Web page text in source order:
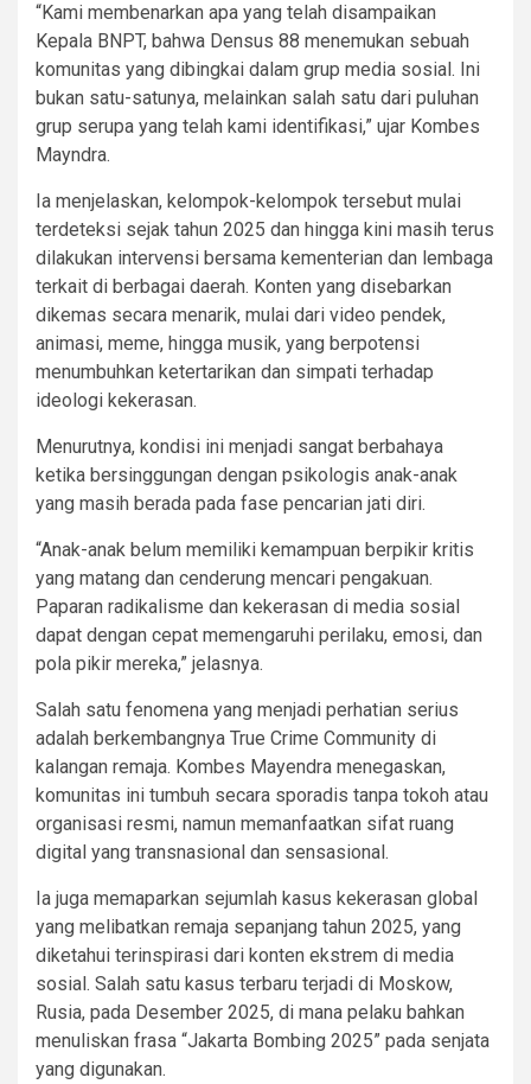
“Kami membenarkan apa yang telah disampaikan
Kepala BNPT, bahwa Densus 88 menemukan sebuah
komunitas yang dibingkai dalam grup media sosial. Ini
bukan satu-satunya, melainkan salah satu dari puluhan
grup serupa yang telah kami identifikasi,” ujar Kombes
Mayndra.
Ia menjelaskan, kelompok-kelompok tersebut mulai
terdeteksi sejak tahun 2025 dan hingga kini masih terus
dilakukan intervensi bersama kementerian dan lembaga
terkait di berbagai daerah. Konten yang disebarkan
dikemas secara menarik, mulai dari video pendek,
animasi, meme, hingga musik, yang berpotensi
menumbuhkan ketertarikan dan simpati terhadap
ideologi kekerasan.
Menurutnya, kondisi ini menjadi sangat berbahaya
ketika bersinggungan dengan psikologis anak-anak
yang masih berada pada fase pencarian jati diri.
“Anak-anak belum memiliki kemampuan berpikir kritis
yang matang dan cenderung mencari pengakuan.
Paparan radikalisme dan kekerasan di media sosial
dapat dengan cepat memengaruhi perilaku, emosi, dan
pola pikir mereka,” jelasnya.
Salah satu fenomena yang menjadi perhatian serius
adalah berkembangnya True Crime Community di
kalangan remaja. Kombes Mayendra menegaskan,
komunitas ini tumbuh secara sporadis tanpa tokoh atau
organisasi resmi, namun memanfaatkan sifat ruang
digital yang transnasional dan sensasional.
Ia juga memaparkan sejumlah kasus kekerasan global
yang melibatkan remaja sepanjang tahun 2025, yang
diketahui terinspirasi dari konten ekstrem di media
sosial. Salah satu kasus terbaru terjadi di Moskow,
Rusia, pada Desember 2025, di mana pelaku bahkan
menuliskan frasa “Jakarta Bombing 2025” pada senjata
yang digunakan.